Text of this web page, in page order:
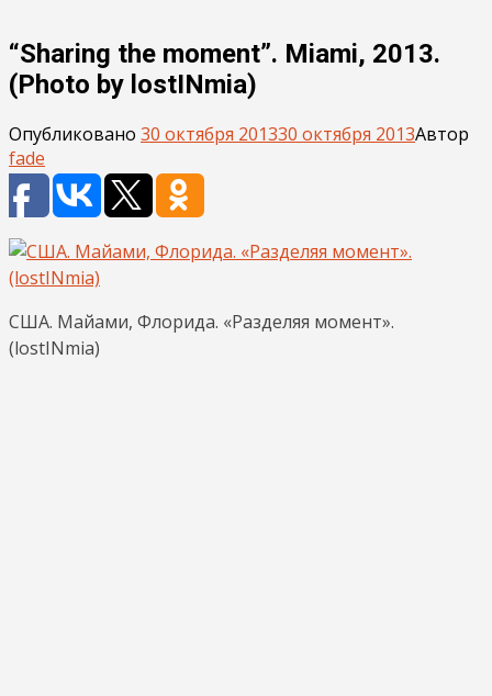
“Sharing the moment”. Miami, 2013.
(Photo by lostINmia)
Опубликовано 30 октября 201330 октября 2013Автор
fade
США. Майами, Флорида. «Разделяя момент».
(lostINmia)